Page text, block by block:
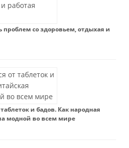
проблем со здоровьем, отдыхая и
и бадов. Как народная
модной во всем мире